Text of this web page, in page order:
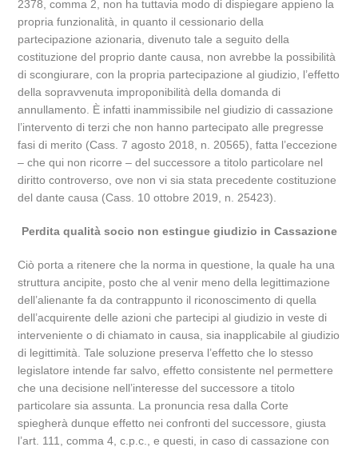
2378, comma 2, non ha tuttavia modo di dispiegare appieno la
propria funzionalità, in quanto il cessionario della
partecipazione azionaria, divenuto tale a seguito della
costituzione del proprio dante causa, non avrebbe la possibilità
di scongiurare, con la propria partecipazione al giudizio, l’effetto
della sopravvenuta improponibilità della domanda di
annullamento. È infatti inammissibile nel giudizio di cassazione
l’intervento di terzi che non hanno partecipato alle pregresse
fasi di merito (Cass. 7 agosto 2018, n. 20565), fatta l’eccezione
– che qui non ricorre – del successore a titolo particolare nel
diritto controverso, ove non vi sia stata precedente costituzione
del dante causa (Cass. 10 ottobre 2019, n. 25423).
Perdita qualità socio non estingue giudizio in Cassazione
Ciò porta a ritenere che la norma in questione, la quale ha una
struttura ancipite, posto che al venir meno della legittimazione
dell’alienante fa da contrappunto il riconoscimento di quella
dell’acquirente delle azioni che partecipi al giudizio in veste di
interveniente o di chiamato in causa, sia inapplicabile al giudizio
di legittimità. Tale soluzione preserva l’effetto che lo stesso
legislatore intende far salvo, effetto consistente nel permettere
che una decisione nell’interesse del successore a titolo
particolare sia assunta. La pronuncia resa dalla Corte
spiegherà dunque effetto nei confronti del successore, giusta
l’art. 111, comma 4, c.p.c., e questi, in caso di cassazione con